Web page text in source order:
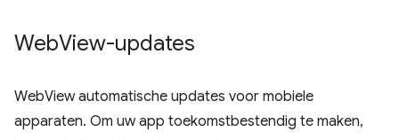
WebView-updates
WebView automatische updates voor mobiele
apparaten. Om uw app toekomstbestendig te maken,